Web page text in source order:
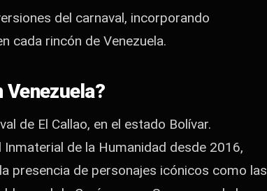
del carnaval, incorporando
cada rincón de Venezuela.
Venezuela?
de El Callao, en el estado Bolívar.
de la Humanidad desde 2016,
presencia de personajes icónicos como las